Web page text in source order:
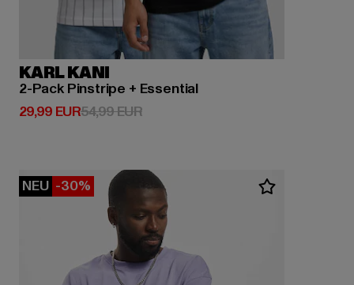
KARL KANI
2-Pack Pinstripe + Essential
29,99 EUR
Derzeitiger Preis: 29,99 EUR
54,99 EURAktionspreis: 54,99 EUR
NEU -30%